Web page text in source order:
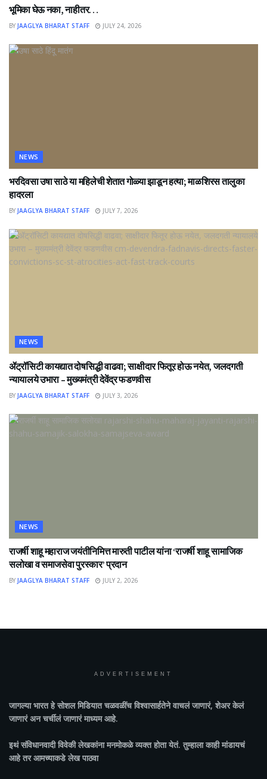
भूमिका घेऊ नका, नाहीतर…
BY JAAGLYA BHARAT STAFF JULY 24, 2026
NEWS
भरदिवसा उषा साठे या महिलेची शेतात गोळ्या झाडून हत्या; माळशिरस तालुका
हादरला
BY JAAGLYA BHARAT STAFF JULY 7, 2026
NEWS
ॲट्रॉसिटी कायद्यात दोषसिद्धी वाढवा; साक्षीदार फितूर होऊ नयेत, जलदगती
न्यायालये उभारा – मुख्यमंत्री देवेंद्र फडणवीस
BY JAAGLYA BHARAT STAFF JULY 3, 2026
NEWS
राजर्षी शाहू महाराज जयंतीनिमित्त मारुती पाटील यांना ‘राजर्षी शाहू सामाजिक
सलोखा व समाजसेवा पुरस्कार’ प्रदान
BY JAAGLYA BHARAT STAFF JULY 2, 2026
ADVERTISEMENT
जागल्या भारतहे सोशल मिडियात चळवळींच विश्वासार्हतेने वाचलं जाणारं, शेअर केलं
जाणारं अन चर्चीलं जाणारं माध्यम आहे.
इथं संविधानवादी विवेकी लेखकांना मनमोकळे व्यक्त होता येतं. तुम्हाला काही मांडायचं
आहे तर आमच्याकडे लेख पाठवा